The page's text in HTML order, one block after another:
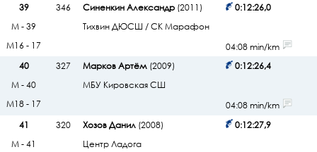
39
346 Синенкин Александр(2011)
Тихвин ДЮСШ / СК Марафон
0:12:26,0
М - 39
М16 - 17
04:08 min/km
40
327 Марков Артём(2009)
МБУ Кировская СШ
0:12:26,4
М - 40
М18 - 17
04:08 min/km
41
320 Хозов Данил(2008)
Центр Ладога
0:12:27,9
М - 41